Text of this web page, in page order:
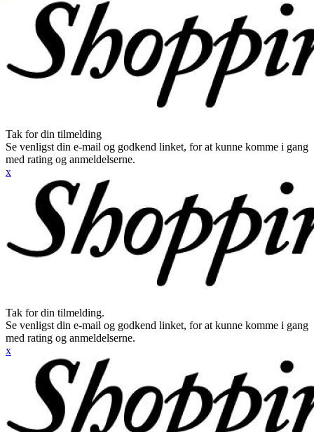
Tak for din tilmelding
Se venligst din e-mail og godkend linket, for at kunne komme i gang
med rating og anmeldelserne.
x
Tak for din tilmelding.
Se venligst din e-mail og godkend linket, for at kunne komme i gang
med rating og anmeldelserne.
x